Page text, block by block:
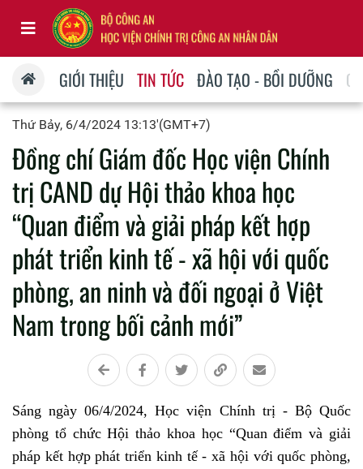
GIỚI THIỆU TIN TỨC ĐÀO TẠO - BỒI DƯỠNG
Thứ Bảy, 6/4/2024 13:13'(GMT+7)
Đồng chí Giám đốc Học viện Chính
trị CAND dự Hội thảo khoa học
“Quan điểm và giải pháp kết hợp
phát triển kinh tế - xã hội với quốc
phòng, an ninh và đối ngoại ở Việt
Nam trong bối cảnh mới”
Sáng ngày 06/4/2024,Học viện Chính trị - Bộ Quốc
phòng tổ chức Hội thảo khoa học “Quanđiểm và giải
pháp kết hợp phát triển kinh tế - xã hội với quốc phòng,